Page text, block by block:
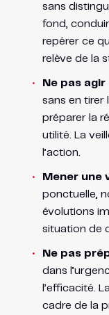
sans
fond,
repérer ce
relève de la
Ne pas agir
sans en tirer
préparer la
utilité. La
l’action.
Mener une
ponctuelle,
évolutions
situation de
Ne pas
dans
l’efficacité.
cadre de la